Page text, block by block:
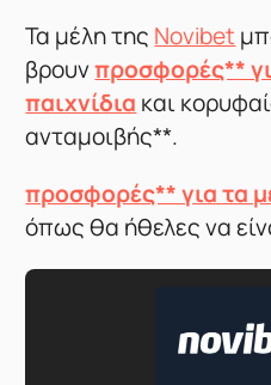
Τα μέλη της Novibet
βρουνπροσφορές**
παιχνίδια και
ανταμοιβής**.
προσφορές** για τα
όπως θα ήθελες να